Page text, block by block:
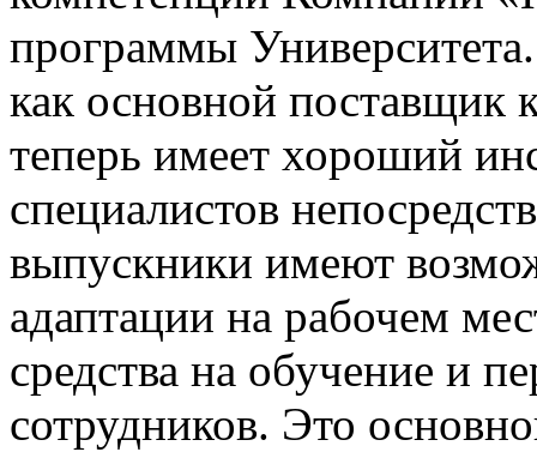
программы
как основной поставщик
теперь имеет хороший
специалистов
выпускники имеют
адаптации на рабочем
средства на обучение и
сотрудников. Это